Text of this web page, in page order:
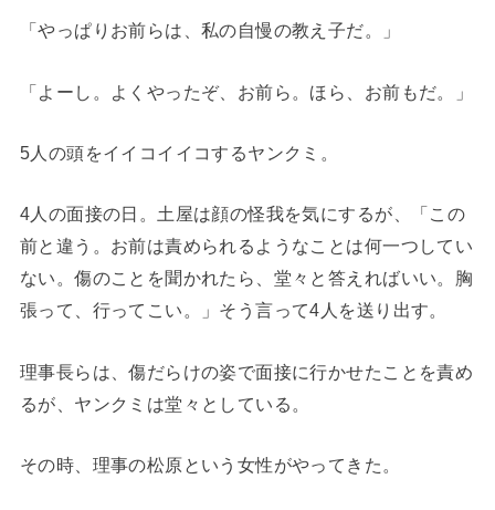
「やっぱりお前らは、私の自慢の教え子だ。」
「よーし。よくやったぞ、お前ら。ほら、お前もだ。」
5人の頭をイイコイイコするヤンクミ。
4人の面接の日。土屋は顔の怪我を気にするが、「この
前と違う。お前は責められるようなことは何一つしてい
ない。傷のことを聞かれたら、堂々と答えればいい。胸
張って、行ってこい。」そう言って4人を送り出す。
理事長らは、傷だらけの姿で面接に行かせたことを責め
るが、ヤンクミは堂々としている。
その時、理事の松原という女性がやってきた。